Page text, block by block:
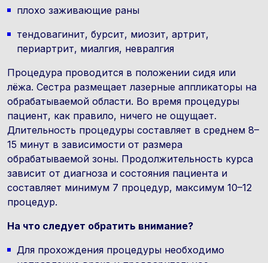
плохо заживающие раны
тендовагинит, бурсит, миозит, артрит,
периартрит, миалгия, невралгия
Процедура проводится в положении сидя или
лёжа. Сестра размещает лазерные аппликаторы на
обрабатываемой области. Во время процедуры
пациент, как правило, ничего не ощущает.
Длительность процедуры составляет в среднем 8–
15 минут в зависимости от размера
обрабатываемой зоны. Продолжительность курса
зависит от диагноза и состояния пациента и
составляет минимум 7 процедур, максимум 10–12
процедур.
На что следует обратить внимание?
Для прохождения процедуры необходимо